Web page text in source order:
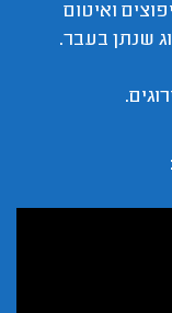
ואיטום
שנתן בעבר.